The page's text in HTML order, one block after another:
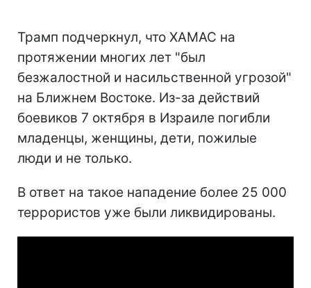
Трамп подчеркнул, что ХАМАС на
протяжении многих лет "был
безжалостной и насильственной угрозой"
на Ближнем Востоке. Из-за действий
боевиков 7 октября в Израиле погибли
младенцы, женщины, дети, пожилые
люди и не только.
В ответ на такое нападение более 25 000
террористов уже были ликвидированы.